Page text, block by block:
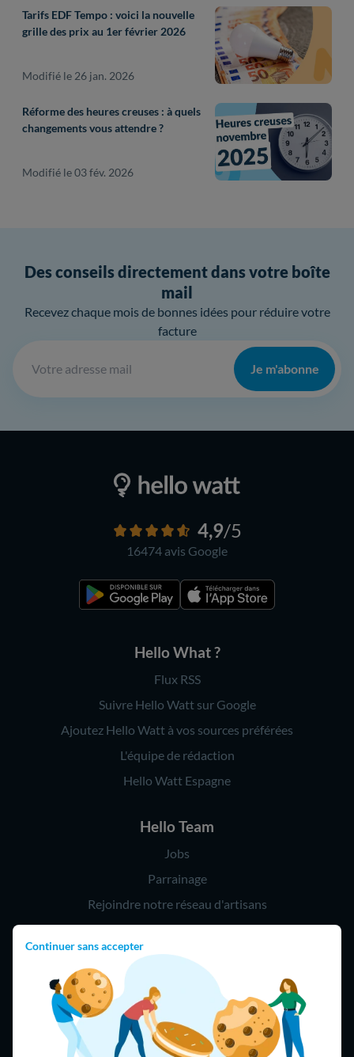
Continuer sans accepter
Tarifs EDF Tempo : voici la nouvelle
grille des prix au 1er février 2026
Modifié le 26 jan. 2026
Réforme des heures creuses : à quels
changements vous attendre ?
Modifié le 03 fév. 2026
Des conseils directement dans votre boîte
mail
Recevez chaque mois de bonnes idées pour réduire votre
facture
Je m'abonne
4,9/5
16474 avis Google
Hello What ?
Flux RSS
Suivre Hello Watt sur Google
Ajoutez Hello Watt à vos sources préférées
L'équipe de rédaction
Hello Watt Espagne
Hello Team
Jobs
Parrainage
Rejoindre notre réseau d'artisans
Hello !
09 75 18 60 60
(8h-21h)
75018 Paris